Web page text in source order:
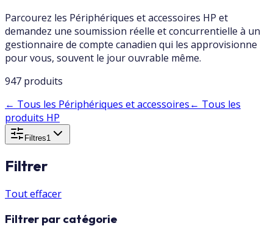
Parcourez les Périphériques et accessoires HP et
demandez une soumission réelle et concurrentielle à un
gestionnaire de compte canadien qui les approvisionne
pour vous, souvent le jour ouvrable même.
947 produits
← Tous les Périphériques et accessoires← Tous les
produits HP
Filtres1
Filtrer
Tout effacer
Filtrer par catégorie